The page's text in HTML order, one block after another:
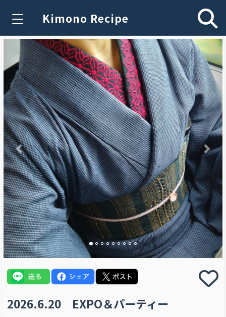
Kimono Recipe
Previous
2026.6.20 EXPO＆パーティー